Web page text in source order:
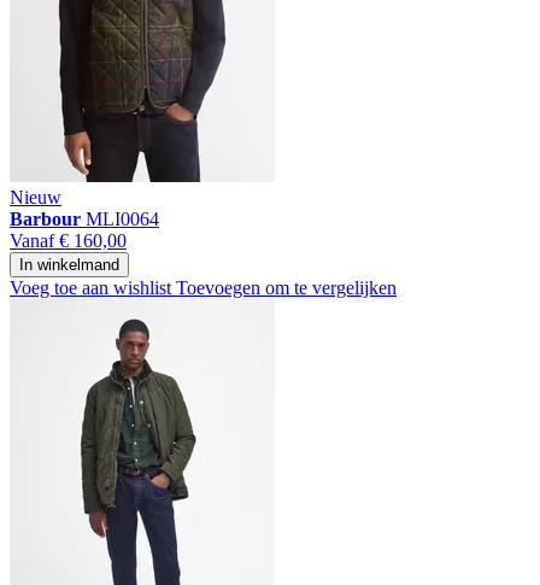
Nieuw
Barbour MLI0064
Vanaf € 160,00
In winkelmand
Voeg toe aan wishlist Toevoegen om te vergelijken